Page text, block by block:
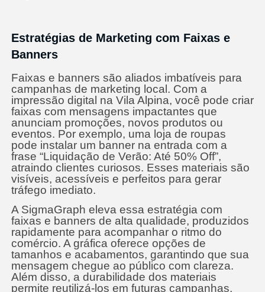
Estratégias de Marketing com Faixas e
Banners
Faixas e banners são aliados imbatíveis para
campanhas de marketing local. Com a
impressão digital na Vila Alpina, você pode criar
faixas com mensagens impactantes que
anunciam promoções, novos produtos ou
eventos. Por exemplo, uma loja de roupas
pode instalar um banner na entrada com a
frase “Liquidação de Verão: Até 50% Off”,
atraindo clientes curiosos. Esses materiais são
visíveis, acessíveis e perfeitos para gerar
tráfego imediato.
A SigmaGraph eleva essa estratégia com
faixas e banners de alta qualidade, produzidos
rapidamente para acompanhar o ritmo do
comércio. A gráfica oferece opções de
tamanhos e acabamentos, garantindo que sua
mensagem chegue ao público com clareza.
Além disso, a durabilidade dos materiais
permite reutilizá-los em futuras campanhas,